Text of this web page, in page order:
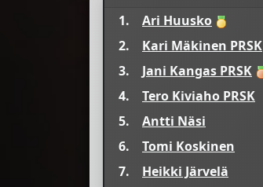
1. Ari Huusko
2.
Kari Mäkinen PRSK
3.
Jani Kangas PRSK
4.
Tero Kiviaho PRSK
5.
Antti Näsi
6.
Tomi Koskinen
7.
Heikki Järvelä